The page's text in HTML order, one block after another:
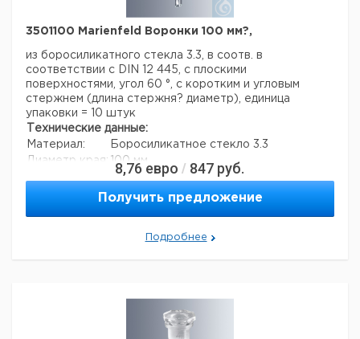
3501100 Marienfeld Воронки 100 мм?,
из боросиликатного стекла 3.3, в соотв. в
соответствии с DIN 12 445, с плоскими
поверхностями, угол 60 °, с коротким и угловым
стержнем (длина стержня? диаметр), единица
упаковки = 10 штук
Технические данные:
Материал:
Боросиликатное стекло 3.3
Диаметр края: 100 мм
4250317308337
Данные для перевозки (реальные данные могут
8,76 евро / 847 руб.
Получить предложение
Подробнее